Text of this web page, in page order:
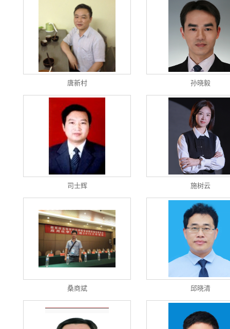
唐新村 孙晓毅
司士辉 施树云
桑商斌 邱晓清